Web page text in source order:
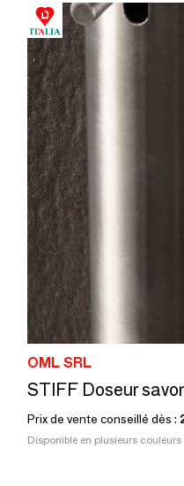
OML SRL
STIFF Doseur
Prix de vente conseillé dès :
Disponible en plusieurs couleurs